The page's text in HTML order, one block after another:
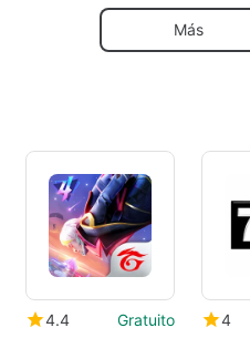
para Windows
Más
4.4 Gratuito 4